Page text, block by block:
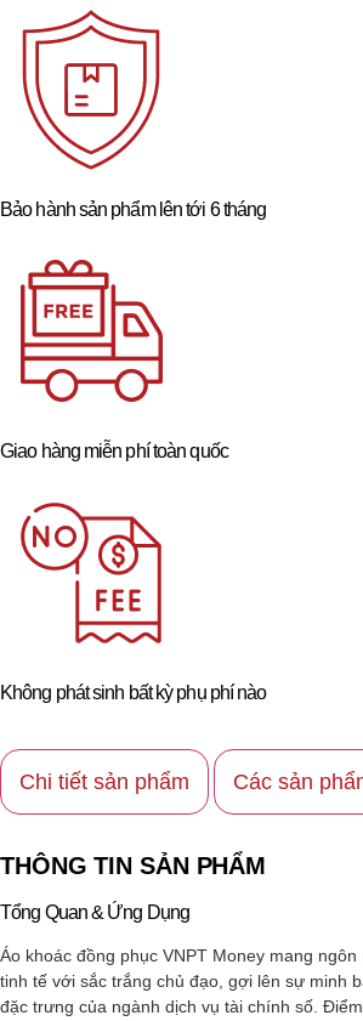
Bảo hành sản phẩm lên tới 6 tháng
Giao hàng miễn phí toàn quốc
Không phát sinh bất kỳ phụ phí nào
Chi tiết sản phẩm Các sản
THÔNG TIN SẢN PHẨM
Tổng Quan & Ứng Dụng
Áo khoác đồng phục VNPT Money mang ngôn
tinh tế với sắc trắng chủ đạo, gợi lên sự minh
đặc trưng của ngành dịch vụ tài chính số.